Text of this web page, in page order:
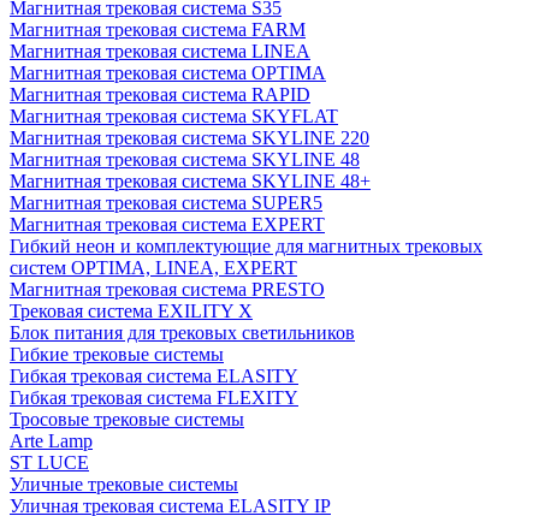
Магнитная трековая система S35
Магнитная трековая система FARM
Магнитная трековая система LINEA
Магнитная трековая система OPTIMA
Магнитная трековая система RAPID
Магнитная трековая система SKYFLAT
Магнитная трековая система SKYLINE 220
Магнитная трековая система SKYLINE 48
Магнитная трековая система SKYLINE 48+
Магнитная трековая система SUPER5
Магнитная трековая система EXPERT
Гибкий неон и комплектующие для магнитных трековых
систем OPTIMA, LINEA, EXPERT
Магнитная трековая система PRESTO
Трековая система EXILITY X
Блок питания для трековых светильников
Гибкие трековые системы
Гибкая трековая система ELASITY
Гибкая трековая система FLEXITY
Тросовые трековые системы
Arte Lamp
ST LUCE
Уличные трековые системы
Уличная трековая система ELASITY IP